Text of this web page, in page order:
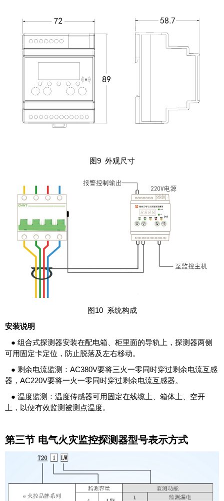
图9 外观尺寸
图10 系统构成
安装说明
● 组合式探测器安装在配电箱、柜里面的导轨上，探测器两侧
可用固定卡定位，防止脱落及左右移动。
● 剩余电流监测：AC380V要将三火一零同时穿过剩余电流互感
器，AC220V要将一火一零同时穿过剩余电流互感器。
● 温度监测：温度传感器可用固定在线缆上、箱体上、空开
上，以便有效监测被测点温度。
第三节 电气火灾监控探测器型号表示方式